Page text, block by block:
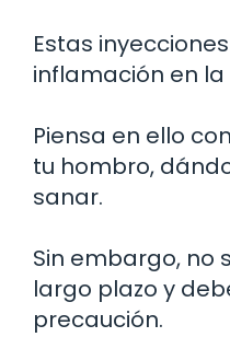
Estas
inflamación en
Piensa en ello
tu hombro,
sanar.
Sin embargo, no
largo plazo y
precaución.